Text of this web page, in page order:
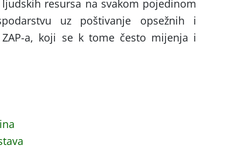
resursa na svakom pojedinom
uz poštivanje opsežnih i
a, koji se k tome često mijenja i